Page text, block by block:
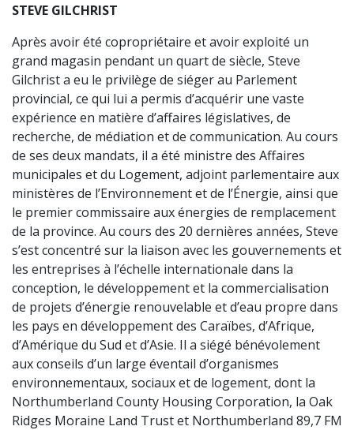
STEVE GILCHRIST
Après avoir été copropriétaire et avoir exploité un
grand magasin pendant un quart de siècle, Steve
Gilchrist a eu le privilège de siéger au Parlement
provincial, ce qui lui a permis d’acquérir une vaste
expérience en matière d’affaires législatives, de
recherche, de médiation et de communication. Au cours
de ses deux mandats, il a été ministre des Affaires
municipales et du Logement, adjoint parlementaire aux
ministères de l’Environnement et de l’Énergie, ainsi que
le premier commissaire aux énergies de remplacement
de la province. Au cours des 20 dernières années, Steve
s’est concentré sur la liaison avec les gouvernements et
les entreprises à l’échelle internationale dans la
conception, le développement et la commercialisation
de projets d’énergie renouvelable et d’eau propre dans
les pays en développement des Caraïbes, d’Afrique,
d’Amérique du Sud et d’Asie. Il a siégé bénévolement
aux conseils d’un large éventail d’organismes
environnementaux, sociaux et de logement, dont la
Northumberland County Housing Corporation, la Oak
Ridges Moraine Land Trust et Northumberland 89,7 FM